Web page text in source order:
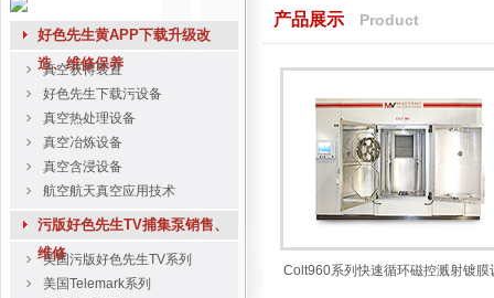
好色先生黄APP下载升级改
造、维修保养
真空获得装置
好色先生下载污设备
真空热处理设备
真空冶炼设备
真空含浸设备
航空航天真空应用技术
污版好色先生TV捕集泵销售、
维修
美国污版好色先生TV系列
美国Telemark系列
产品展示 Product
Colt960系列快速循环磁控溅射镀膜